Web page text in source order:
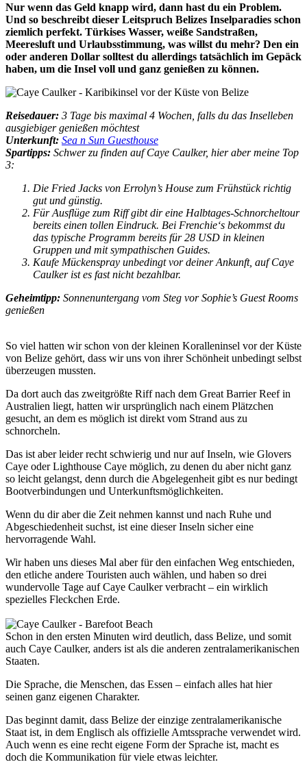
Nur wenn das Geld knapp wird, dann hast du ein Problem.
Und so beschreibt dieser Leitspruch Belizes Inselparadies schon
ziemlich perfekt. Türkises Wasser, weiße Sandstraßen,
Meeresluft und Urlaubsstimmung, was willst du mehr? Den ein
oder anderen Dollar solltest du allerdings tatsächlich im Gepäck
haben, um die Insel voll und ganz genießen zu können.
Reisedauer: 3 Tage bis maximal 4 Wochen, falls du das Inselleben
ausgiebiger genießen möchtest
Unterkunft: Sea n Sun Guesthouse
Spartipps: Schwer zu finden auf Caye Caulker, hier aber meine Top
3:
Die Fried Jacks von Errolyn’s House zum Frühstück richtig
gut und günstig.
Für Ausflüge zum Riff gibt dir eine Halbtages-Schnorcheltour
bereits einen tollen Eindruck. Bei Frenchie‘s bekommst du
das typische Programm bereits für 28 USD in kleinen
Gruppen und mit sympathischen Guides.
Kaufe Mückenspray unbedingt vor deiner Ankunft, auf Caye
Caulker ist es fast nicht bezahlbar.
Geheimtipp: Sonnenuntergang vom Steg vor Sophie’s Guest Rooms
genießen
So viel hatten wir schon von der kleinen Koralleninsel vor der Küste
von Belize gehört, dass wir uns von ihrer Schönheit unbedingt selbst
überzeugen mussten.
Da dort auch das zweitgrößte Riff nach dem Great Barrier Reef in
Australien liegt, hatten wir ursprünglich nach einem Plätzchen
gesucht, an dem es möglich ist direkt vom Strand aus zu
schnorcheln.
Das ist aber leider recht schwierig und nur auf Inseln, wie Glovers
Caye oder Lighthouse Caye möglich, zu denen du aber nicht ganz
so leicht gelangst, denn durch die Abgelegenheit gibt es nur bedingt
Bootverbindungen und Unterkunftsmöglichkeiten.
Wenn du dir aber die Zeit nehmen kannst und nach Ruhe und
Abgeschiedenheit suchst, ist eine dieser Inseln sicher eine
hervorragende Wahl.
Wir haben uns dieses Mal aber für den einfachen Weg entschieden,
den etliche andere Touristen auch wählen, und haben so drei
wundervolle Tage auf Caye Caulker verbracht – ein wirklich
spezielles Fleckchen Erde.
Schon in den ersten Minuten wird deutlich, dass Belize, und somit
auch Caye Caulker, anders ist als die anderen zentralamerikanischen
Staaten.
Die Sprache, die Menschen, das Essen – einfach alles hat hier
seinen ganz eigenen Charakter.
Das beginnt damit, dass Belize der einzige zentralamerikanische
Staat ist, in dem Englisch als offizielle Amtssprache verwendet wird.
Auch wenn es eine recht eigene Form der Sprache ist, macht es
doch die Kommunikation für viele etwas leichter.